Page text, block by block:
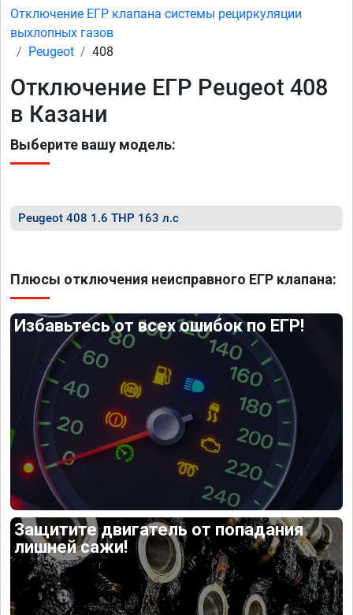
Отключение ЕГР клапана системы рециркуляции
выхлопных газов
Peugeot
408
Отключение ЕГР Peugeot 408
в Казани
Выберите вашу модель:
Peugeot 408 1.6 THP 163 л.с
Плюсы отключения неисправного ЕГР клапана:
Избавьтесь от всех ошибок по ЕГР!
Защитите двигатель от попадания
лишней сажи!